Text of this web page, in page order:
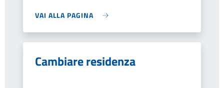
VAI ALLA PAGINA
Cambiare residenza